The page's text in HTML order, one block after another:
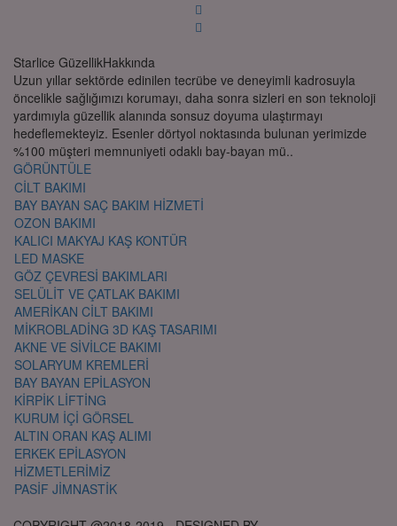
Starlice GüzellikHakkında
Uzun yıllar sektörde edinilen tecrübe ve deneyimli kadrosuyla
öncelikle sağlığımızı korumayı, daha sonra sizleri en son teknoloji
yardımıyla güzellik alanında sonsuz doyuma ulaştırmayı
hedeflemekteyiz. Esenler dörtyol noktasında bulunan yerimizde
%100 müşteri memnuniyeti odaklı bay-bayan mü..
GÖRÜNTÜLE
CİLT BAKIMI
BAY BAYAN SAÇ BAKIM HİZMETİ
OZON BAKIMI
KALICI MAKYAJ KAŞ KONTÜR
LED MASKE
GÖZ ÇEVRESİ BAKIMLARI
SELÜLİT VE ÇATLAK BAKIMI
AMERİKAN CİLT BAKIMI
MİKROBLADİNG 3D KAŞ TASARIMI
AKNE VE SİVİLCE BAKIMI
SOLARYUM KREMLERİ
BAY BAYAN EPİLASYON
KİRPİK LİFTİNG
KURUM İÇİ GÖRSEL
ALTIN ORAN KAŞ ALIMI
ERKEK EPİLASYON
HİZMETLERİMİZ
PASİF JİMNASTİK